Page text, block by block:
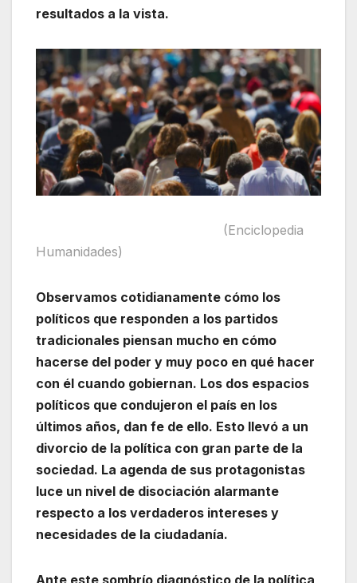
resultados a la vista.
(Enciclopedia
Humanidades)
Observamos cotidianamente cómo los
políticos que responden a los partidos
tradicionales piensan mucho en cómo
hacerse del poder y muy poco en qué hacer
con él cuando gobiernan. Los dos espacios
políticos que condujeron el país en los
últimos años, dan fe de ello. Esto llevó a un
divorcio de la política con gran parte de la
sociedad. La agenda de sus protagonistas
luce un nivel de disociación alarmante
respecto a los verdaderos intereses y
necesidades de la ciudadanía.
Ante este sombrío diagnóstico de la política